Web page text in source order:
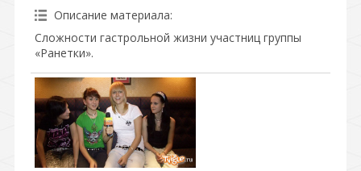
Описание материала:
Сложности гастрольной жизни участниц группы
«Ранетки».